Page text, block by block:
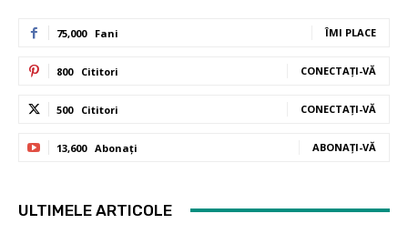
75,000 Fani ÎMI PLACE
800 Cititori CONECTAȚI-VĂ
500 Cititori CONECTAȚI-VĂ
13,600 Abonați ABONAȚI-VĂ
ULTIMELE ARTICOLE